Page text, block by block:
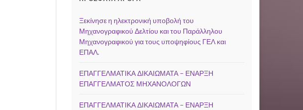
Ξεκίνησε η ηλεκτρονική υποβολή του
Μηχανογραφικού Δελτίου και του Παράλληλου
Μηχανογραφικού για τους υποψηφίους ΓΕΛ και
ΕΠΑΛ.
ΕΠΑΓΓΕΛΜΑΤΙΚΑ ΔΙΚΑΙΩΜΑΤΑ – ΕΝΑΡΞΗ
ΕΠΑΓΓΕΛΜΑΤΟΣ ΜΗΧΑΝΟΛΟΓΩΝ
ΕΠΑΓΓΕΛΜΑΤΙΚΑ ΔΙΚΑΙΩΜΑΤΑ – ΕΝΑΡΞΗ